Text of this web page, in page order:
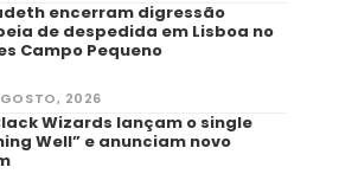
encerram digressão
de despedida em Lisboa no
Campo Pequeno
2026
Wizards lançam o single
Well” e anunciam novo